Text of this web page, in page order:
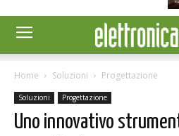
Home Soluzioni Progettazione
Soluzioni Progettazione
Uno innovativo